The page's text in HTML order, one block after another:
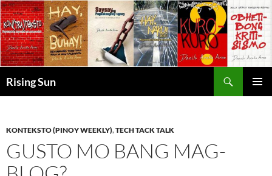
Skip
to
content
Rising Sun
KONTEKSTO (PINOY WEEKLY),TECH TACK TALK
GUSTO MO BANG MAG-